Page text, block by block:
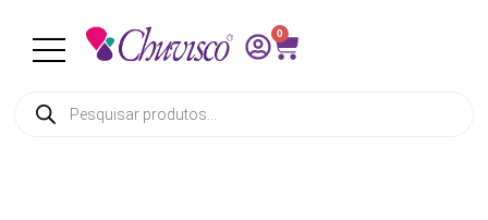
0
produtos
MAÇÃ